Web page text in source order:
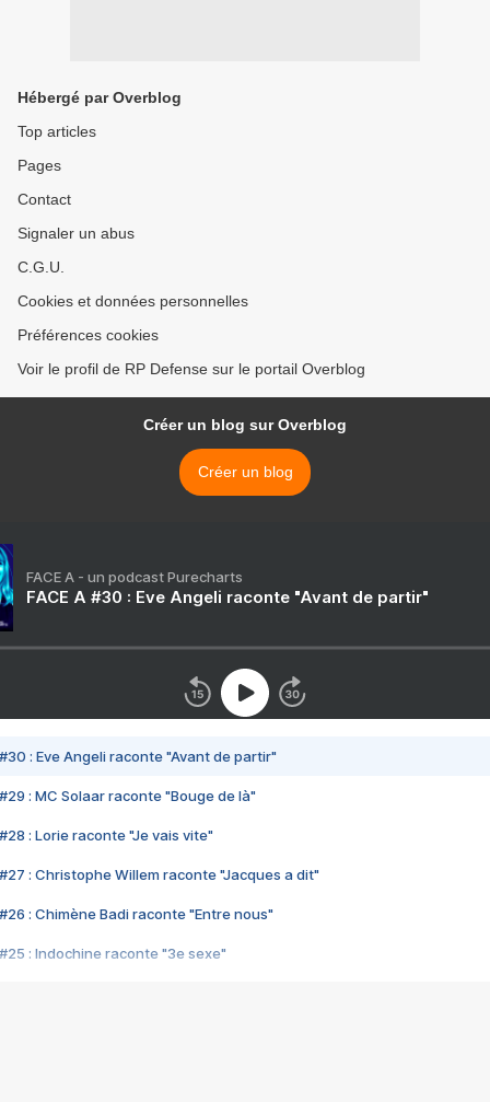
Hébergé par Overblog
Top articles
Pages
Contact
Signaler un abus
C.G.U.
Cookies et données personnelles
Préférences cookies
Voir le profil de RP Defense sur le portail Overblog
Créer un blog sur Overblog
Créer un blog
FACE A - un podcast Purecharts
FACE A #30 : Eve Angeli raconte "Avant de partir"
#30 : Eve Angeli raconte "Avant de partir"
#29 : MC Solaar raconte "Bouge de là"
#28 : Lorie raconte "Je vais vite"
#27 : Christophe Willem raconte "Jacques a dit"
#26 : Chimène Badi raconte "Entre nous"
#25 : Indochine raconte "3e sexe"